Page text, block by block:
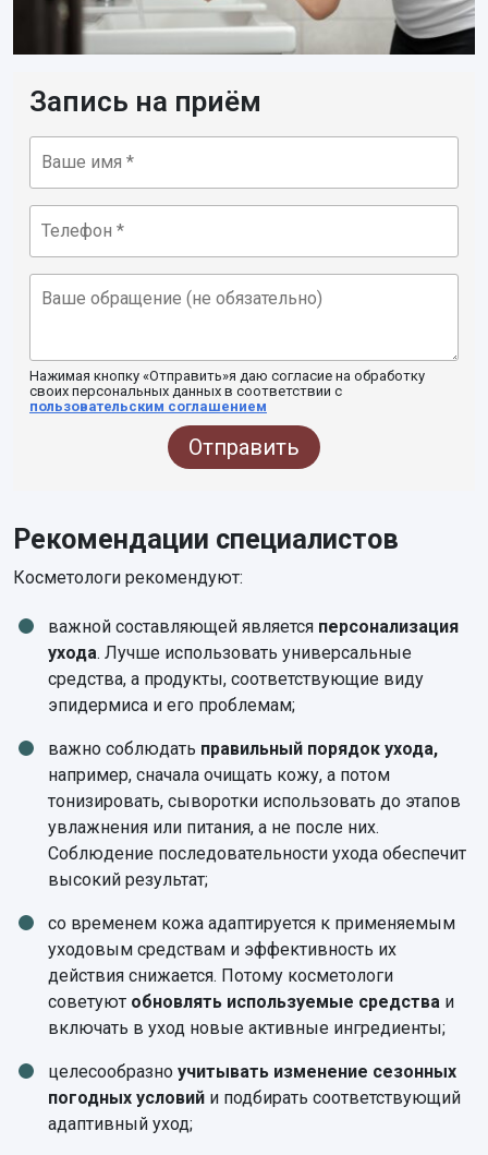
Запись на приём
Нажимая кнопку «Отправить»я даю согласие на обработку
своих персональных данных в соответствии с
пользовательским соглашением
Отправить
Рекомендации специалистов
Косметологи рекомендуют:
важной составляющей является персонализация
ухода. Лучше использовать универсальные
средства, а продукты, соответствующие виду
эпидермиса и его проблемам;
важно соблюдать правильный порядок ухода,
например, сначала очищать кожу, а потом
тонизировать, сыворотки использовать до этапов
увлажнения или питания, а не после них.
Соблюдение последовательности ухода обеспечит
высокий результат;
со временем кожа адаптируется к применяемым
уходовым средствам и эффективность их
действия снижается. Потому косметологи
советуют обновлять используемые средства и
включать в уход новые активные ингредиенты;
целесообразно учитывать изменение сезонных
погодных условий и подбирать соответствующий
адаптивный уход;